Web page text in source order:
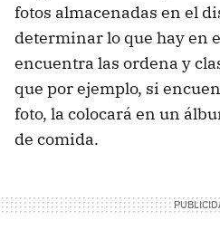
fotos almacenadas en el
determinar lo que hay en
encuentra las ordena y
que por ejemplo, si
foto, la colocará en un
de comida.